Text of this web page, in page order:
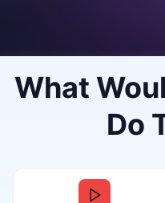
What
Do